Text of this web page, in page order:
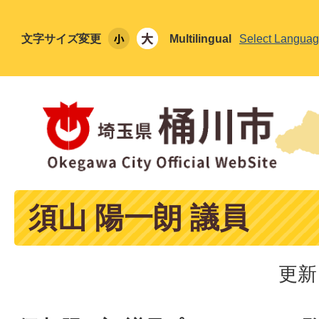
文字サイズ変更 Multilingual Select
須山 陽一朗 議員
更